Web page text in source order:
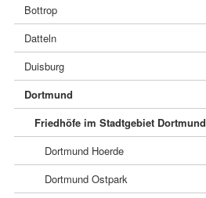
Bottrop
Datteln
Duisburg
Dortmund
Friedhöfe im Stadtgebiet Dortmund
Dortmund Hoerde
Dortmund Ostpark